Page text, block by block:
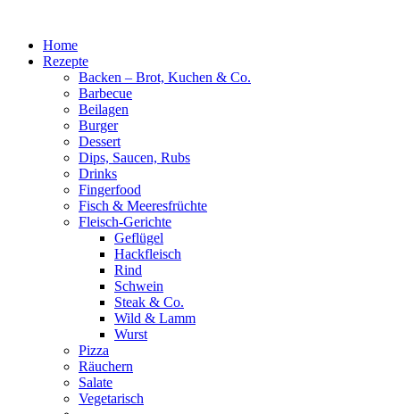
springenHome
Rezepte
Backen – Brot, Kuchen & Co.
Barbecue
Beilagen
Burger
Dessert
Dips, Saucen, Rubs
Drinks
Fingerfood
Fisch & Meeresfrüchte
Fleisch-Gerichte
Geflügel
Hackfleisch
Rind
Schwein
Steak & Co.
Wild & Lamm
Wurst
Pizza
Räuchern
Salate
Vegetarisch